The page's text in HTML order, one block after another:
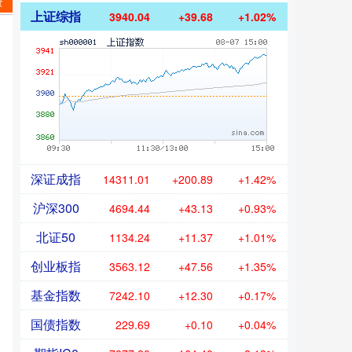
上证综指 3940.04 +39.68 +1.02%
深证成指 14311.01 +200.89 +1.42%
沪深300 4694.44 +43.13 +0.93%
北证50 1134.24 +11.37 +1.01%
创业板指 3563.12 +47.56 +1.35%
基金指数 7242.10 +12.30 +0.17%
国债指数 229.69 +0.10 +0.04%